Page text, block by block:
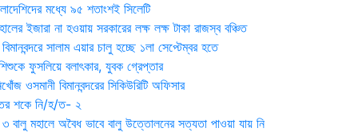
মধ্যে ৯৫ শতাংশই সিলেটি
ইজারা না হওয়ায় সরকারের লক্ষ লক্ষ টাকা রাজস্ব বঞ্চিত
সালাম এয়ার চালু হচ্ছে ১লা সেপ্টেম্বর হতে
ফুসলিয়ে বলাৎকার, যুবক গ্রেপ্তার
ওসমানী বিমানবন্দরের সিকিউরিটি অফিসার
শকে নি/হ/ত- ২
বালু মহালে অবৈধ ভাবে বালু উত্তোলনের সত্যতা পাওয়া যায় নি